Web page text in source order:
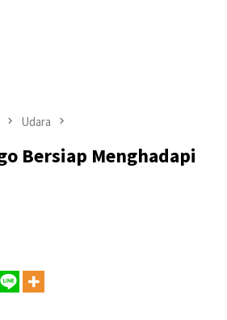
Udara
Bersiap Menghadapi